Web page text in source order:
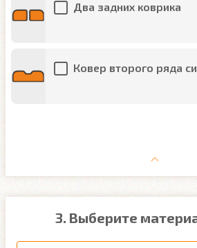
Два задних коврика
Ковер второго ряда
3. Выберите